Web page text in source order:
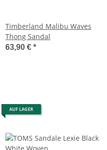
Timberland Malibu Waves
Thong Sandal
63,90 € *
AUF LAGER